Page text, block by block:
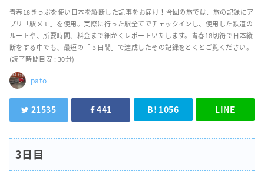
青春18きっぷを使い日本を縦断した記事をお届け！今回の旅では、旅の記録にア
プリ「駅メモ」を使用。実際に行った駅全てでチェックインし、使用した鉄道の
ルートや、所要時間、料金まで細かくレポートいたします。青春18切符で日本縦
断をする中でも、最短の「５日間」で達成したその記録をとくとご覧ください。
(読了時間目安 : 30分)
pato
21535 441 B! 1056 LINE
3日目